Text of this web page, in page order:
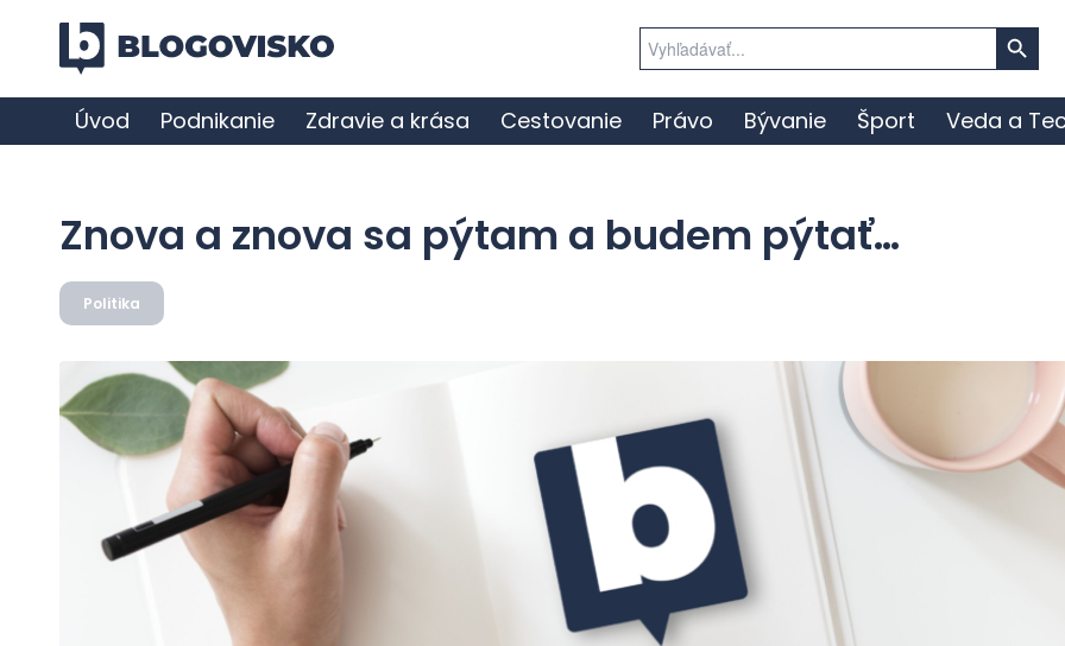
for:
Search Button
Úvod Podnikanie Zdravie a krása Cestovanie Právo Bývanie Šport Veda a
Znova a znova sa pýtam a budem pýtať…
Politika